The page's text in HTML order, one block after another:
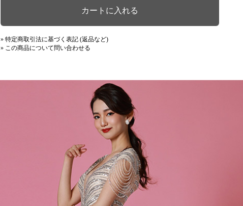
» 特定商取引法に基づく表記 (返品など)
» この商品について問い合わせる